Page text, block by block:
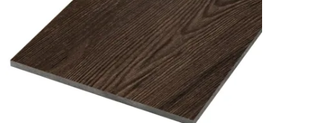
избранное сравнить